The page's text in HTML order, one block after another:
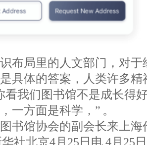
布局里的人文部门，对
具体的答案，人类许多
看我们图书馆不是成长得
一方面是科学，” 。
书馆协会的副会长来上
社北京4月25日电 4月25